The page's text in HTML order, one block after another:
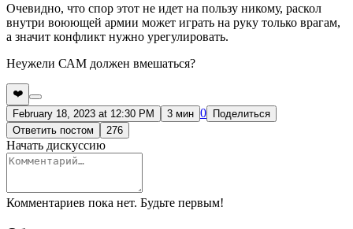
Очевидно, что спор этот не идет на пользу никому, раскол
внутри воюющей армии может играть на руку только врагам,
а значит конфликт нужно урегулировать.
Неужели САМ должен вмешаться?
❤️
February 18, 2023 at 12:30 PM
3 мин 0
Поделиться
Ответить постом
276
Начать дискуссию
Комментариев пока нет. Будьте первым!